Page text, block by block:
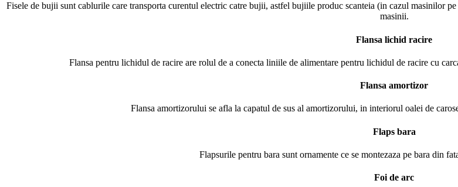
Fisele de bujii sunt cablurile care transporta curentul electric catre bujii, astfel bujiile produc scanteia (in cazul masinilor
masinii.
Flansa lichid racire
Flansa pentru lichidul de racire are rolul de a conecta liniile de alimentare pentru lichidul de racire cu
Flansa amortizor
Flansa amortizorului se afla la capatul de sus al amortizorului, in interiorul oalei de
Flaps bara
Flapsurile pentru bara sunt ornamente ce se montezaza pe bara din
Foi de arc